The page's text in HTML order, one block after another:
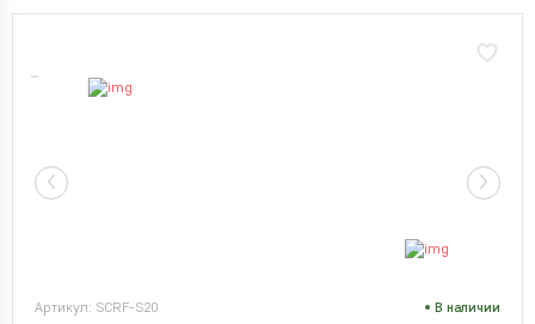
Артикул: SCRF-S20 В наличии